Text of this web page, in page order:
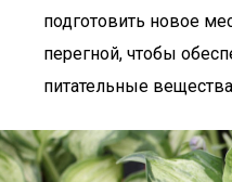
подготовить новое
перегной, чтобы
питательные